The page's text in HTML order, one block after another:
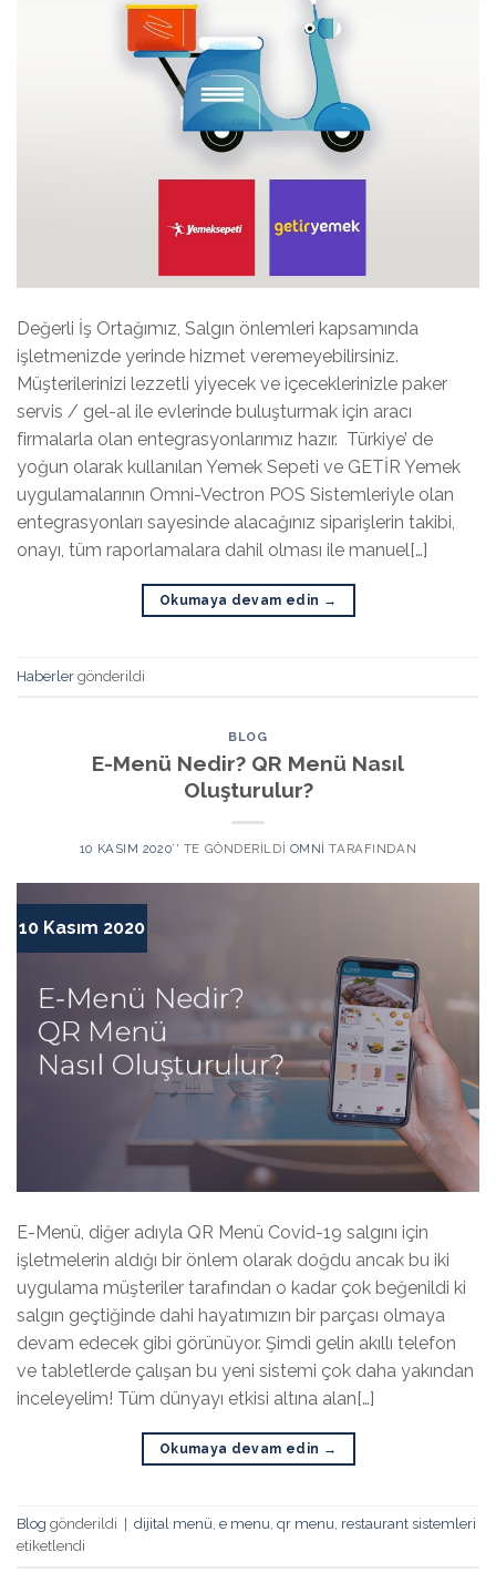
Değerli İş Ortağımız, Salgın önlemleri kapsamında
işletmenizde yerinde hizmet veremeyebilirsiniz.
Müşterilerinizi lezzetli yiyecek ve içeceklerinizle paker
servis / gel-al ile evlerinde buluşturmak için aracı
firmalarla olan entegrasyonlarımız hazır. Türkiye’ de
yoğun olarak kullanılan Yemek Sepeti ve GETİR Yemek
uygulamalarının Omni-Vectron POS Sistemleriyle olan
entegrasyonları sayesinde alacağınız siparişlerin takibi,
onayı, tüm raporlamalara dahil olması ile manuel[…]
Okumaya devam edin →
Haberler gönderildi
BLOG
E-Menü Nedir? QR Menü Nasıl
Oluşturulur?
10 KASIM 2020’' TE GÖNDERILDI OMNI TARAFINDAN
10 Kasım 2020
E-Menü, diğer adıyla QR Menü Covid-19 salgını için
işletmelerin aldığı bir önlem olarak doğdu ancak bu iki
uygulama müşteriler tarafından o kadar çok beğenildi ki
salgın geçtiğinde dahi hayatımızın bir parçası olmaya
devam edecek gibi görünüyor. Şimdi gelin akıllı telefon
ve tabletlerde çalışan bu yeni sistemi çok daha yakından
inceleyelim! Tüm dünyayı etkisi altına alan[…]
Okumaya devam edin →
Blog gönderildi dijital menü, e menu, qr menu, restaurant sistemleri
etiketlendi